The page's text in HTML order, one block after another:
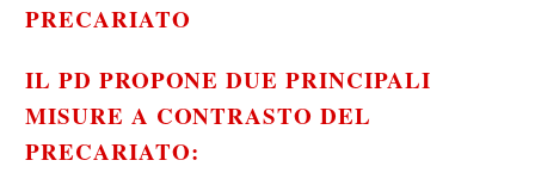
PRECARIATO
IL PD PROPONE DUE PRINCIPALI
MISURE A CONTRASTO DEL
PRECARIATO: